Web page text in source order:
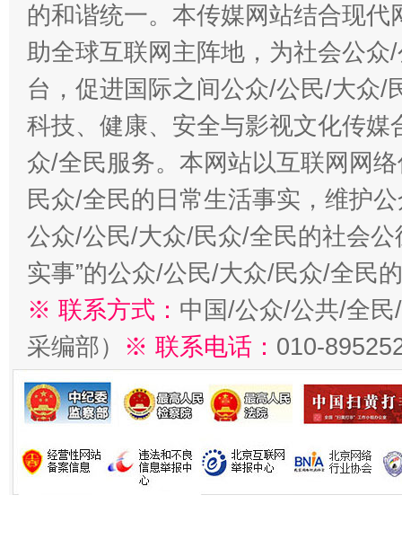
的和谐统一。本传媒网站结合现
助全球互联网主阵地，为社会公
台，促进国际之间公众/公民/大众/
科技、健康、安全与影视文化传
众/全民服务。本网站以互联网网
民众/全民的日常生活事实，维护
公众/公民/大众/民众/全民的社会公
实事”的公众/公民/大众/民众/全民
※ 联系方式： 中国/公众/公共/全
采编部） ※ 联系电话： 010-